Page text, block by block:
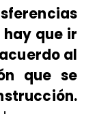
que ir
al
que se